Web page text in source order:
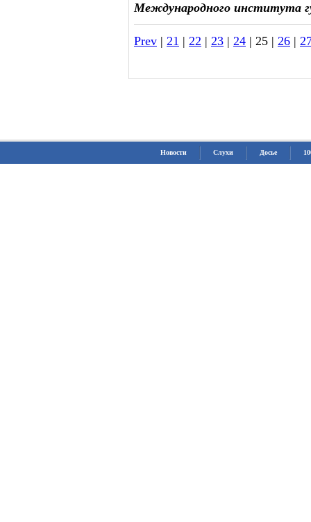
Международного института
Prev | 21 | 22 | 23 | 24 | 25 | 26 |
Новости Слухи Досье